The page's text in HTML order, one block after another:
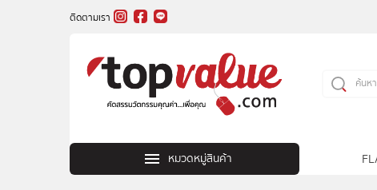
ติดตามเรา
หมวดหมู่สินค้า